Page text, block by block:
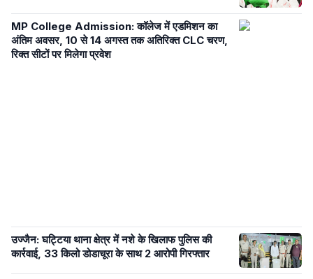
MP College Admission: कॉलेज में एडमिशन का
अंतिम अवसर, 10 से 14 अगस्त तक अतिरिक्त CLC चरण,
रिक्त सीटों पर मिलेगा प्रवेश
उज्जैन: घट्टिया थाना क्षेत्र में नशे के खिलाफ पुलिस की
कार्रवाई, 33 किलो डोडाचूरा के साथ 2 आरोपी गिरफ्तार